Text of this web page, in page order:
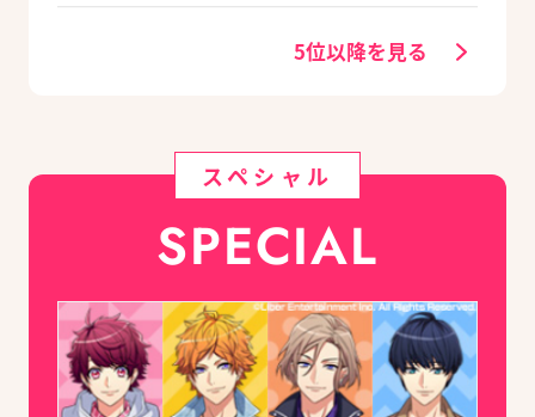
5位以降を見る
スペシャル
SPECIAL